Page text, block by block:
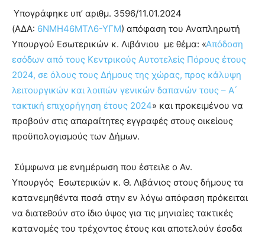
Υπογράφηκε υπ’ αριθμ. 3596/11.01.2024
(ΑΔΑ: 6ΝΜΗ46ΜΤΛ6-ΥΓΜ) απόφαση του Αναπληρωτή
Υπουργού Εσωτερικών κ. Λιβάνιου με θέμα: «Απόδοση
εσόδων από τους Κεντρικούς Αυτοτελείς Πόρους έτους
2024, σε όλους τους Δήμους της χώρας, προς κάλυψη
λειτουργικών και λοιπών γενικών δαπανών τους – Α ́
τακτική επιχορήγηση έτους 2024» και προκειμένου να
προβούν στις απαραίτητες εγγραφές στους οικείους
προϋπολογισμούς των Δήμων.
Σύμφωνα με ενημέρωση που έστειλε ο Αν.
Υπουργός Εσωτερικών κ. Θ. Λιβάνιος στους δήμους τα
κατανεμηθέντα ποσά στην εν λόγω απόφαση πρόκειται
να διατεθούν στο ίδιο ύψος για τις μηνιαίες τακτικές
κατανομές του τρέχοντος έτους και αποτελούν έσοδα